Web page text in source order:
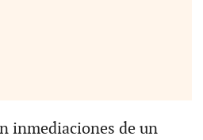
inmediaciones de un